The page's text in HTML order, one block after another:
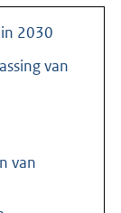
2030
van
van